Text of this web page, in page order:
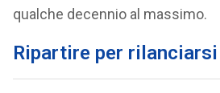
qualche decennio al massimo.
Ripartire per rilanciarsi